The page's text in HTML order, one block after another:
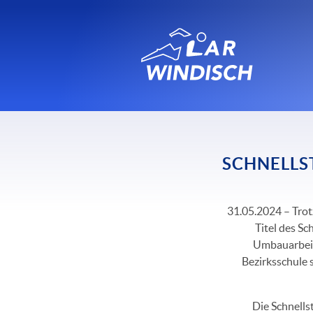
31.05.2024 –
Titel des
Bezirksschule
Die